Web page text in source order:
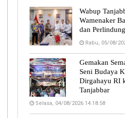
Wabup
Wamenaker
dan
Rabu, 05/08/
Gemakan
Seni Budaya
Dirgahayu RI
Tanjabbar
Selasa, 04/08/2026 14:18:58